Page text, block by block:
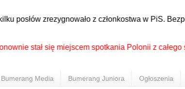
zrezygnowało z członkostwa w PiS.
stał się miejscem spotkania Polonii z
Bumerang Media Bumerang Juniora Ogłoszenia